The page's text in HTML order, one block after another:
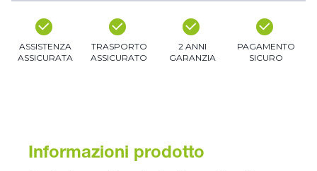
ASSISTENZA
ASSICURATA
TRASPORTO
ASSICURATO
2 ANNI
GARANZIA
PAGAMENTO
SICURO
Informazioni prodotto